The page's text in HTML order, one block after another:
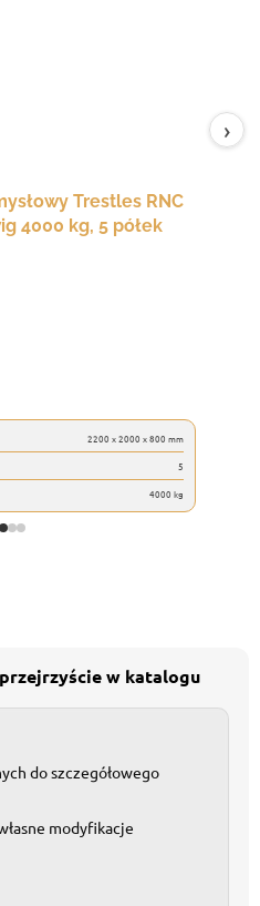
Trestles RNC
4000 kg, 5 półek
2200 x 2000 x 800 mm
5
4000 kg
›
w katalogu
do szczegółowego
modyfikacje